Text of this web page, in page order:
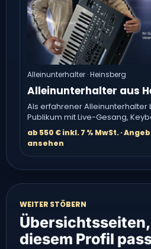
Alleinunterhalter · Heinsberg
Alleinunterhalter aus
Als erfahrener
Publikum mit Live-Gesang,
vielseitigen Musikprogramm.
ab 550 € inkl. 7 % MwSt. ·
ansehen
WEITER STÖBERN
diesem Profil